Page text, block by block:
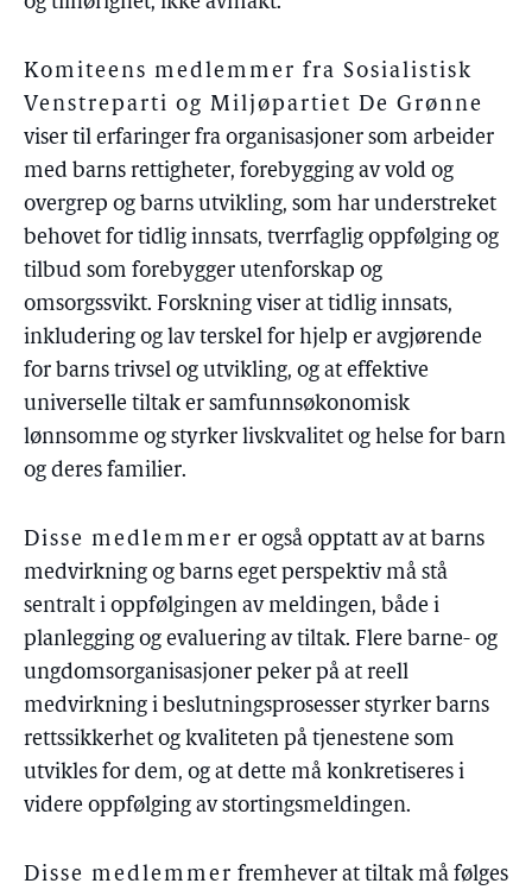
Komiteens medlemmer fra Sosialistisk
Venstreparti og Miljøpartiet De Grønne
viser til erfaringer fra organisasjoner som arbeider
med barns rettigheter, forebygging av vold og
overgrep og barns utvikling, som har understreket
behovet for tidlig innsats, tverrfaglig oppfølging og
tilbud som forebygger utenforskap og
omsorgssvikt. Forskning viser at tidlig innsats,
inkludering og lav terskel for hjelp er avgjørende
for barns trivsel og utvikling, og at effektive
universelle tiltak er samfunnsøkonomisk
lønnsomme og styrker livskvalitet og helse for barn
og deres familier.
Disse medlemmer er også opptatt av at barns
medvirkning og barns eget perspektiv må stå
sentralt i oppfølgingen av meldingen, både i
planlegging og evaluering av tiltak. Flere barne- og
ungdomsorganisasjoner peker på at reell
medvirkning i beslutningsprosesser styrker barns
rettssikkerhet og kvaliteten på tjenestene som
utvikles for dem, og at dette må konkretiseres i
videre oppfølging av stortingsmeldingen.
Disse medlemmer fremhever at tiltak må følges